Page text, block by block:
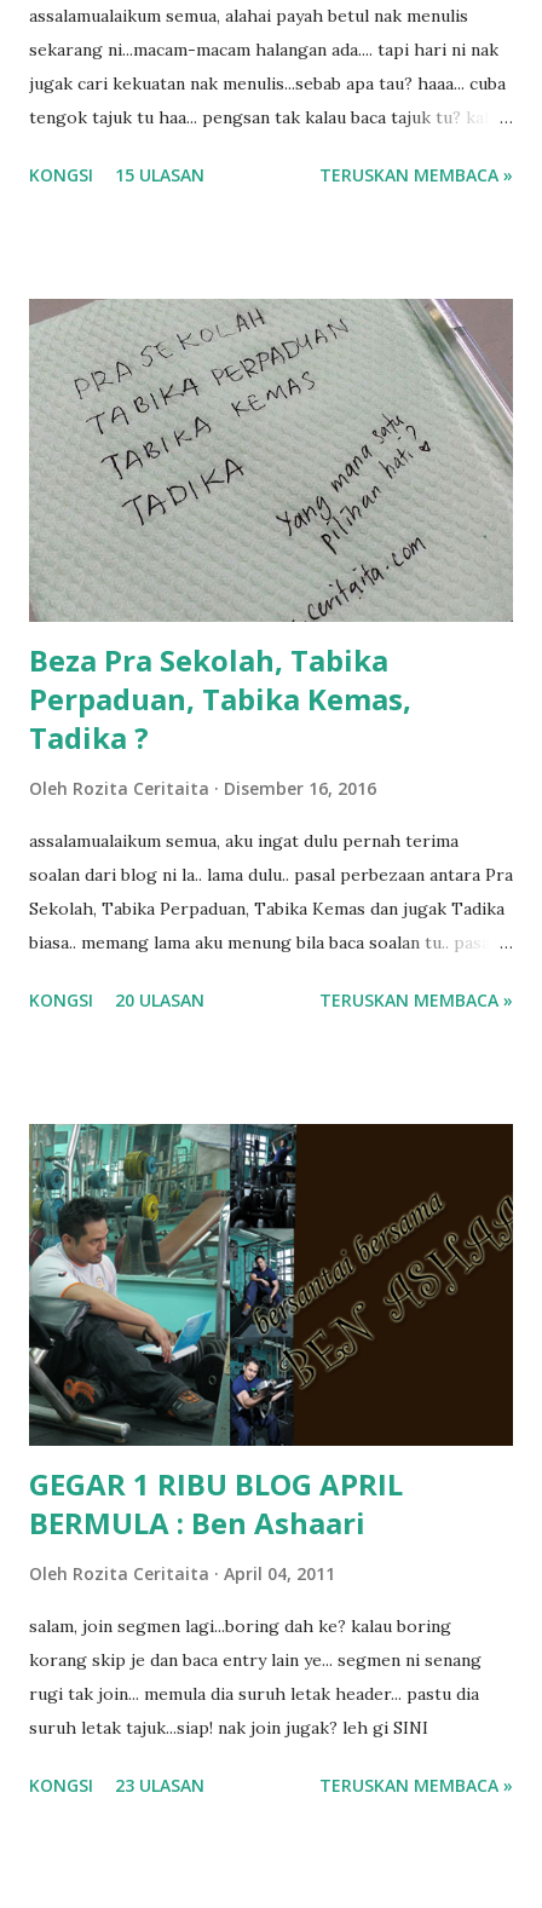
assalamualaikum semua, alahai payah betul nak menulis
sekarang ni...macam-macam halangan ada.... tapi hari ni nak
jugak cari kekuatan nak menulis...sebab apa tau? haaa... cuba
tengok tajuk tu haa... pengsan tak kalau baca tajuk tu? kalau
tau? yang sebut tu anak aku....diulangi ANAK AKU ....adoiiii
balik keja aku ajak la shah singgah Giant beli barang
sikit...dalam perjalanan dari dalam kereta tu biasalah kan
kami memang akan pimpin anak-anak jalan sampai masuk
dalam... dan kebiasanya bagi anak 4 macam kami ni bahagi-
bahagi lah siapa nak pimpin siapa... dan biasanya aku akan
dukung adik hadi sambil pimpin kakak husna... yang abg
ngah dengan abg long terserah pada shah la pulak.. tapi
kalau ikut anak-anak semua nak ummi pimpin... ajer rebeh
ba...
KONGSI 15 ULASAN TERUSKAN MEMBACA »
Beza Pra Sekolah, Tabika
Perpaduan, Tabika Kemas,
Tadika ?
Oleh Rozita Ceritaita Disember 16, 2016
assalamualaikum semua, aku ingat dulu pernah terima
soalan dari blog ni la.. lama dulu.. pasal perbezaan antara Pra
Sekolah, Tabika Perpaduan, Tabika Kemas dan jugak Tadika
biasa.. memang lama aku menung bila baca soalan tu.. pasal
ko.. masa tu aku baru je ada anak sorang dan aku hentam je
tanya sapa-sapa pun masa tu.. bila fikir-fikirkan balik terasa
jugak masa alahai teruknya kami sebagai ibubapa.. dan kami
terasa jugak semakin teruk bila abg long dah masuk 2 tahun
kat salah satu tadika swasta ni.. tapi nampaknya kenal huruf
pun tak tau.. pengsan aku bila ingat balik.. aku mula fikir
mungkin sebab abg long sendiri jenis budak yang ada
masalah dyslexia.. tapi minor la.. nanti la aku cerita pasal
dyslexia tu.. lepas tu kami buat keputusan pu...
KONGSI 20 ULASAN TERUSKAN MEMBACA »
GEGAR 1 RIBU BLOG APRIL
BERMULA : Ben Ashaari
Oleh Rozita Ceritaita April 04, 2011
salam, join segmen lagi...boring dah ke? kalau boring
korang skip je dan baca entry lain ye... segmen ni senang
rugi tak join... memula dia suruh letak header... pastu dia
suruh letak tajuk...siap! nak join jugak? leh gi SINI
KONGSI 23 ULASAN TERUSKAN MEMBACA »